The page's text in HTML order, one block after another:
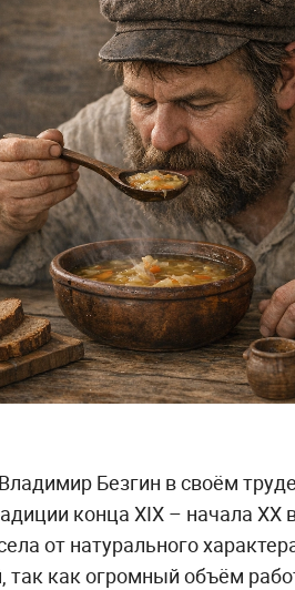
Безгин в своём
конца XIX – начала XX
от натурального
так как огромный объём